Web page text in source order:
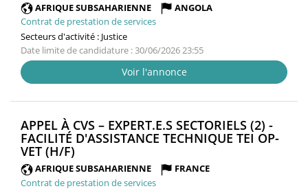
AFRIQUE SUBSAHARIENNE
ANGOLA
Contrat de prestation de services
Secteurs d'activité : Justice
Date limite de candidature : 30/06/2026 23:55
Voir l'annonce
APPEL À CVS – EXPERT.E.S SECTORIELS (2) -
FACILITÉ D'ASSISTANCE TECHNIQUE TEI OP-
VET (H/F)
FENÊTRE)
AFRIQUE SUBSAHARIENNE
FRANCE
Contrat de prestation de services